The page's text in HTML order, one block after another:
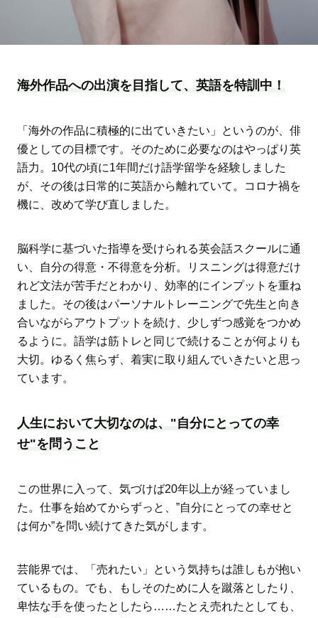
海外作品への出演を目指して、英語を特訓中！
「海外の作品に積極的に出ていきたい」というのが、俳
優としての目標です。そのために必要なのはやっぱり英
語力。10代の頃に1年間だけ語学留学を経験しました
が、その後は日常的に英語から離れていて。コロナ禍を
機に、改めて学び直しました。
脳科学に基づいた指導を受けられる英会話スクールに通
い、自分の得意・不得意を分析。リスニングは得意だけ
れど文法が苦手だとわかり、効率的にインプットを重ね
ました。その後はパーソナルトレーニングで先生と向き
合いながらアウトプットを続け、少しずつ感覚をつかめ
るように。語学は筋トレと同じで続けることが何よりも
大切。ゆるく焦らず、着実に取り組んでいきたいと思っ
ています。
人生において大切なのは、"自分にとっての幸
せ"を問うこと
この世界に入って、気づけば20年以上が経っていまし
た。仕事を始めてからずっと、”自分にとっての幸せと
は何か”を問い続けてきた気がします。
芸能界では、「売れたい」という気持ちは誰しもが抱い
ているもの。でも、もしそのために人を蹴落としたり、
卑怯な手を使ったとしたら……たとえ売れたとしても、